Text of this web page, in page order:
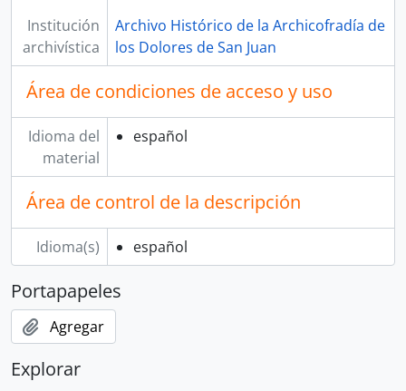
Institución
archivística
Archivo Histórico de la Archicofradía de
los Dolores de San Juan
Área de condiciones de acceso y uso
Idioma del
material
español
Área de control de la descripción
Idioma(s) español
Portapapeles
Agregar
Explorar